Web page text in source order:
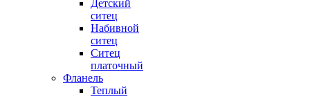
Детский
ситец
Набивной
ситец
Ситец
платочный
Фланель
Теплый